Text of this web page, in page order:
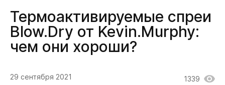
Термоактивируемые спреи
Blow.Dry от Kevin.Murphy:
чем они хороши?
29 сентября 2021 1339